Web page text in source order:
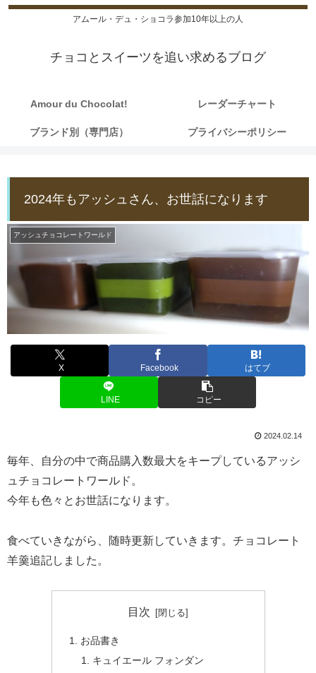
アムール・デュ・ショコラ参加10年以上の人
チョコとスイーツを追い求めるブログ
Amour du Chocolat! レーダーチャート
ブランド別（専門店） プライバシーポリシー
2024年もアッシュさん、お世話になります
アッシュチョコレートワールド
X Facebook はてブ
LINE コピー
2024.02.14
毎年、自分の中で商品購入数最大をキープしているアッシ
ュチョコレートワールド。
今年も色々とお世話になります。
食べていきながら、随時更新していきます。チョコレート
羊羹追記しました。
目次
お品書き
キュイエール フォンダン